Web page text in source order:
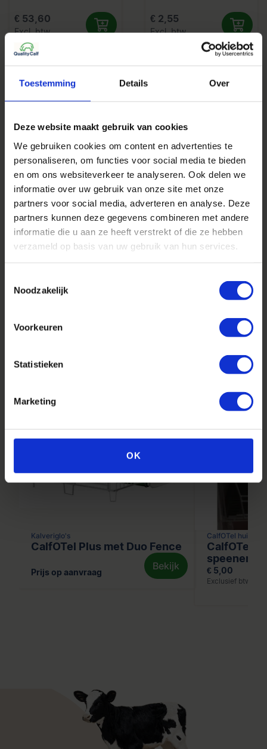
Toestemming Details Over
Deze website maakt gebruik van cookies
We gebruiken cookies om content en advertenties te
personaliseren, om functies voor social media te bieden
en om ons websiteverkeer te analyseren. Ook delen we
informatie over uw gebruik van onze site met onze
partners voor social media, adverteren en analyse. Deze
partners kunnen deze gegevens combineren met andere
informatie die u aan ze heeft verstrekt of die ze hebben
verzameld op basis van uw gebruik van hun services.
Noodzakelijk
Voorkeuren
Statistieken
Marketing
OK
€ 53,60
Excl. btw
€ 2,55
Excl. btw
Refractometer Brix
(Manueel) Zwarte Doos
€ 41,50
Excl. btw
Refractometer Digitaal
€ 198,50
Excl. btw
assortiment
Bekijk alle
Kalveriglo's
CalfOTel Plus met Duo Fence
Prijs op aanvraag
Bekijk
CalfOTel
CalfOTel
€ 5,00
Exclusief btw